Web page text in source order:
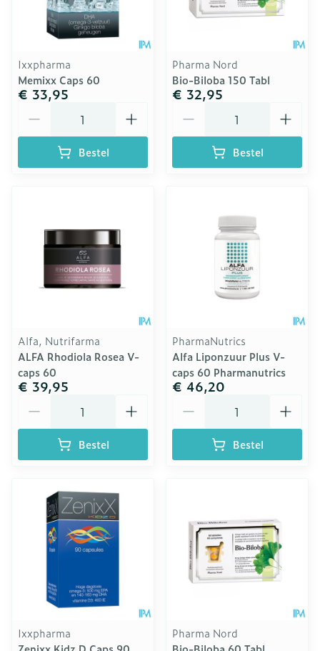
Ixxpharma
Memixx Caps 60
€ 33,95
Bestel
Pharma Nord
Bio-Biloba 150 Tabl
€ 32,95
Bestel
Alfa, Nutrifarma
ALFA Rhodiola Rosea V-
caps 60
€ 39,95
Bestel
PharmaNutrics
Alfa Liponzuur Plus V-
caps 60 Pharmanutrics
€ 46,20
Bestel
Ixxpharma
Pharma Nord